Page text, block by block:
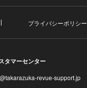
プライバシーポリシー
タマーセンター
revue-support.jp